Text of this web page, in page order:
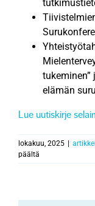
tukeminen”
elämän
Lue uutiskirje
lokakuu, 2025
päältä
Surevan